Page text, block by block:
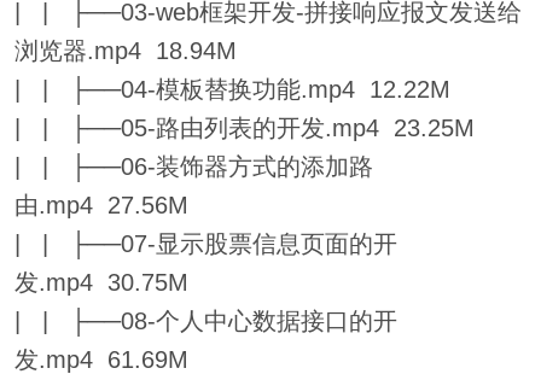
| | ├──03-web框架开发-拼接响应报文发送给
浏览器.mp4 18.94M
| | ├──04-模板替换功能.mp4 12.22M
| | ├──05-路由列表的开发.mp4 23.25M
| | ├──06-装饰器方式的添加路
由.mp4 27.56M
| | ├──07-显示股票信息页面的开
发.mp4 30.75M
| | ├──08-个人中心数据接口的开
发.mp4 61.69M